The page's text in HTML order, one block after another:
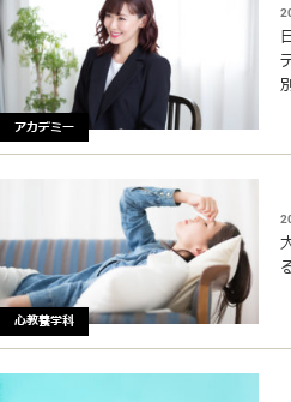
アカデミー
心教養学科